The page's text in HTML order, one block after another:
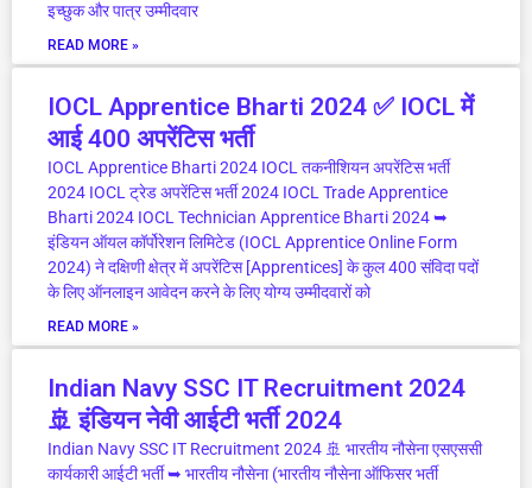
इच्छुक और पात्र उम्मीदवार
READ MORE »
IOCL Apprentice Bharti 2024 ✅ IOCL में
आई 400 अपरेंटिस भर्ती
IOCL Apprentice Bharti 2024 IOCL तकनीशियन अपरेंटिस भर्ती
2024 IOCL ट्रेड अपरेंटिस भर्ती 2024 IOCL Trade Apprentice
Bharti 2024 IOCL Technician Apprentice Bharti 2024 ➥
इंडियन ऑयल कॉर्पोरेशन लिमिटेड (IOCL Apprentice Online Form
2024) ने दक्षिणी क्षेत्र में अपरेंटिस [Apprentices] के कुल 400 संविदा पदों
के लिए ऑनलाइन आवेदन करने के लिए योग्य उम्मीदवारों को
READ MORE »
Indian Navy SSC IT Recruitment 2024
🚢 इंडियन नेवी आईटी भर्ती 2024
Indian Navy SSC IT Recruitment 2024 🚢 भारतीय नौसेना एसएससी
कार्यकारी आईटी भर्ती ➥ भारतीय नौसेना (भारतीय नौसेना ऑफिसर भर्ती